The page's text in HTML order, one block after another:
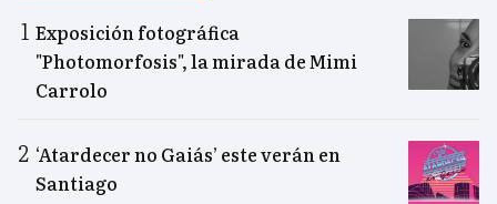
Exposición fotográfica
"Photomorfosis", la mirada de Mimi
Carrolo
‘Atardecer no Gaiás’ este verán en
Santiago